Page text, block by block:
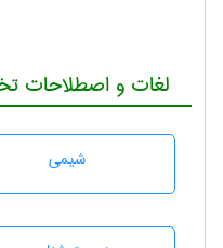
لغات و اصطلاحات
شيمی